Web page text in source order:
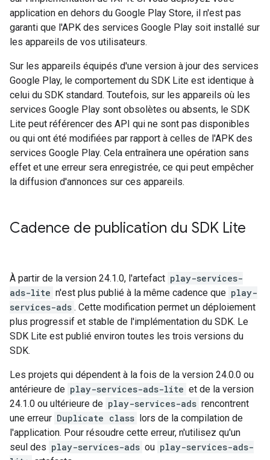
application en dehors du Google Play Store, il n'est pas
garanti que l'APK des services Google Play soit installé sur
les appareils de vos utilisateurs.
Sur les appareils équipés d'une version à jour des services
Google Play, le comportement du SDK Lite est identique à
celui du SDK standard. Toutefois, sur les appareils où les
services Google Play sont obsolètes ou absents, le SDK
Lite peut référencer des API qui ne sont pas disponibles
ou qui ont été modifiées par rapport à celles de l'APK des
services Google Play. Cela entraînera une opération sans
effet et une erreur sera enregistrée, ce qui peut empêcher
la diffusion d'annonces sur ces appareils.
Cadence de publication du SDK Lite
À partir de la version 24.1.0, l'artefact play-services-
ads-lite n'est plus publié à la même cadence que play-
services-ads . Cette modification permet un déploiement
plus progressif et stable de l'implémentation du SDK. Le
SDK Lite est publié environ toutes les trois versions du
SDK.
Les projets qui dépendent à la fois de la version 24.0.0 ou
antérieure de play-services-ads-lite et de la version
24.1.0 ou ultérieure de play-services-ads rencontrent
une erreur Duplicate class lors de la compilation de
l'application. Pour résoudre cette erreur, n'utilisez qu'un
seul des play-services-ads ou play-services-ads-